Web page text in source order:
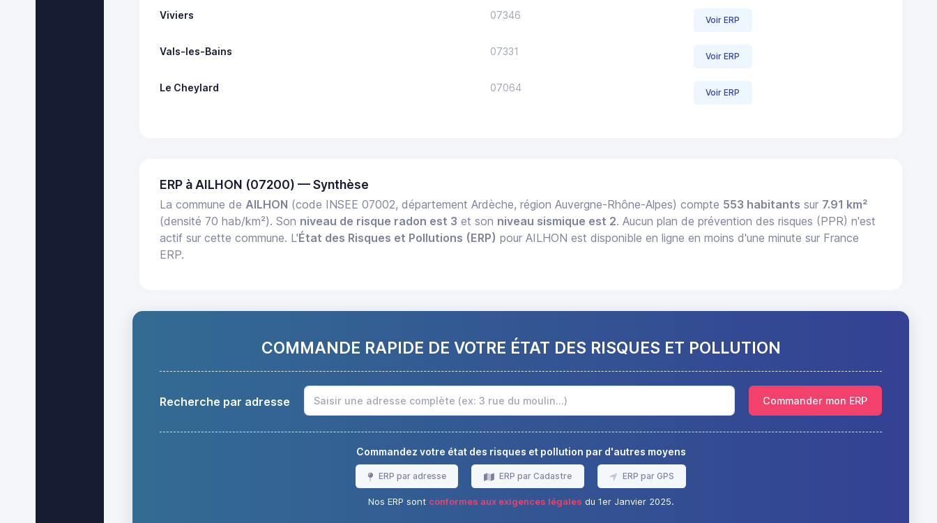
Viviers 07346 Voir ERP
Vals-les-Bains 07331 Voir ERP
Le Cheylard 07064 Voir ERP
ERP à AILHON (07200) — Synthèse
La commune de AILHON (code INSEE 07002, département Ardèche, région Auvergne-Rhône-Alpes) compte 553 habitants sur 7.91 km²
(densité 70 hab/km²). Son niveau de risque radon est 3 et son niveau sismique est 2. Aucun plan de prévention des risques (PPR) n'est
actif sur cette commune. L'État des Risques et Pollutions (ERP) pour AILHON est disponible en ligne en moins d'une minute sur France
ERP.
COMMANDE RAPIDE DE VOTRE ÉTAT DES RISQUES ET POLLUTION
Recherche par adresse Commander mon ERP
Commandez votre état des risques et pollution par d'autres moyens
ERP par adresse ERP par Cadastre ERP par GPS
Nos ERP sont conformes aux exigences légales du 1er Janvier 2025.